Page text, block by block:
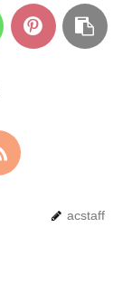
acstaff